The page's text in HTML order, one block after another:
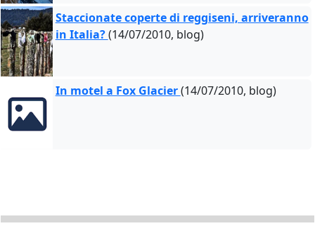
Staccionate coperte di reggiseni, arriveranno
in Italia?(14/07/2010, blog)
In motel a Fox Glacier(14/07/2010, blog)